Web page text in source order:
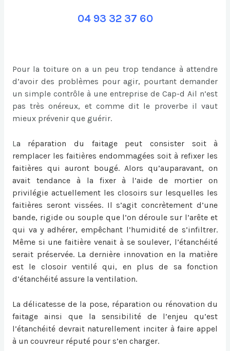
04 93 32 37 60
Pour la toiture on a un peu trop tendance à attendre
d’avoir des problèmes pour agir, pourtant demander
un simple contrôle à une entreprise de Cap-d Ail n’est
pas très onéreux, et comme dit le proverbe il vaut
mieux prévenir que guérir.
La réparation du faitage peut consister soit à
remplacer les faitières endommagées soit à refixer les
faitières qui auront bougé. Alors qu’auparavant, on
avait tendance à la fixer à l’aide de mortier on
privilégie actuellement les closoirs sur lesquelles les
faitières seront vissées. Il s’agit concrètement d’une
bande, rigide ou souple que l’on déroule sur l’arête et
qui va y adhérer, empêchant l’humidité de s’infiltrer.
Même si une faitière venait à se soulever, l’étanchéité
serait préservée. La dernière innovation en la matière
est le closoir ventilé qui, en plus de sa fonction
d’étanchéité assure la ventilation.
La délicatesse de la pose, réparation ou rénovation du
faitage ainsi que la sensibilité de l’enjeu qu’est
l’étanchéité devrait naturellement inciter à faire appel
à un couvreur réputé pour s’en charger.